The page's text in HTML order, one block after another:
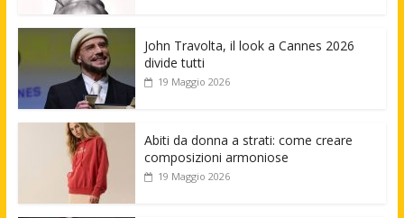
John Travolta, il look a Cannes 2026
divide tutti
19 Maggio 2026
Abiti da donna a strati: come creare
composizioni armoniose
19 Maggio 2026